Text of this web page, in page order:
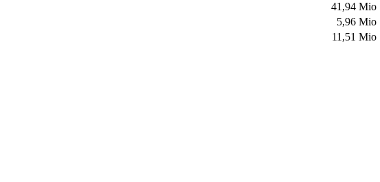
41,94 Mio
5,96 Mio
11,51 Mio